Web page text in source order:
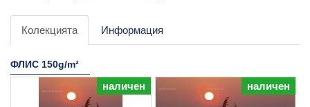
Колекцията Информация
ФЛИС 150g/m²
наличен наличен